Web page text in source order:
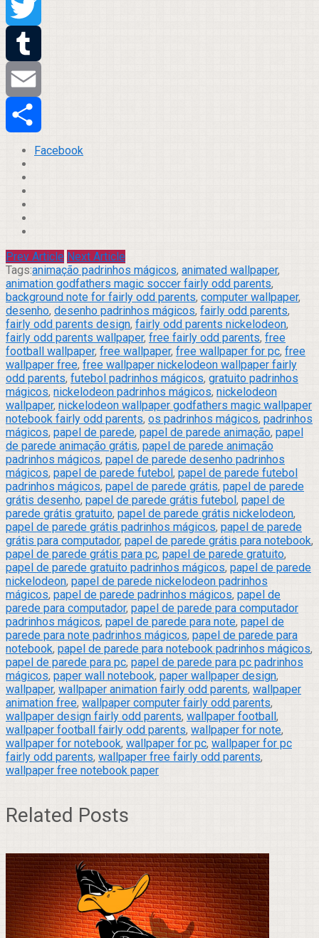
Pinterest
Twitter
Tumblr
Email
Compartilhar
Facebook
Prev Article Next Article
Tags:animação padrinhos mágicos, animated wallpaper,
animation godfathers magic soccer fairly odd parents,
background note for fairly odd parents, computer wallpaper,
desenho, desenho padrinhos mágicos, fairly odd parents,
fairly odd parents design, fairly odd parents nickelodeon,
fairly odd parents wallpaper, free fairly odd parents, free
football wallpaper, free wallpaper, free wallpaper for pc, free
wallpaper free, free wallpaper nickelodeon wallpaper fairly
odd parents, futebol padrinhos mágicos, gratuito padrinhos
mágicos, nickelodeon padrinhos mágicos, nickelodeon
wallpaper, nickelodeon wallpaper godfathers magic wallpaper
notebook fairly odd parents, os padrinhos mágicos, padrinhos
mágicos, papel de parede, papel de parede animação, papel
de parede animação grátis, papel de parede animação
padrinhos mágicos, papel de parede desenho padrinhos
mágicos, papel de parede futebol, papel de parede futebol
padrinhos mágicos, papel de parede grátis, papel de parede
grátis desenho, papel de parede grátis futebol, papel de
parede grátis gratuito, papel de parede grátis nickelodeon,
papel de parede grátis padrinhos mágicos, papel de parede
grátis para computador, papel de parede grátis para notebook,
papel de parede grátis para pc, papel de parede gratuito,
papel de parede gratuito padrinhos mágicos, papel de parede
nickelodeon, papel de parede nickelodeon padrinhos
mágicos, papel de parede padrinhos mágicos, papel de
parede para computador, papel de parede para computador
padrinhos mágicos, papel de parede para note, papel de
parede para note padrinhos mágicos, papel de parede para
notebook, papel de parede para notebook padrinhos mágicos,
papel de parede para pc, papel de parede para pc padrinhos
mágicos, paper wall notebook, paper wallpaper design,
wallpaper, wallpaper animation fairly odd parents, wallpaper
animation free, wallpaper computer fairly odd parents,
wallpaper design fairly odd parents, wallpaper football,
wallpaper football fairly odd parents, wallpaper for note,
wallpaper for notebook, wallpaper for pc, wallpaper for pc
fairly odd parents, wallpaper free fairly odd parents,
wallpaper free notebook paper
Related Posts